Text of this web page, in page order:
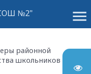
menu
№2"
районной
школьников